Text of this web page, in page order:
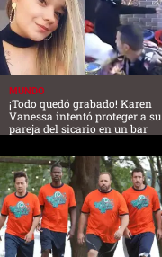
MUNDO
¡Todo quedó grabado! Karen
Vanessa intentó proteger a su
pareja del sicario en un bar